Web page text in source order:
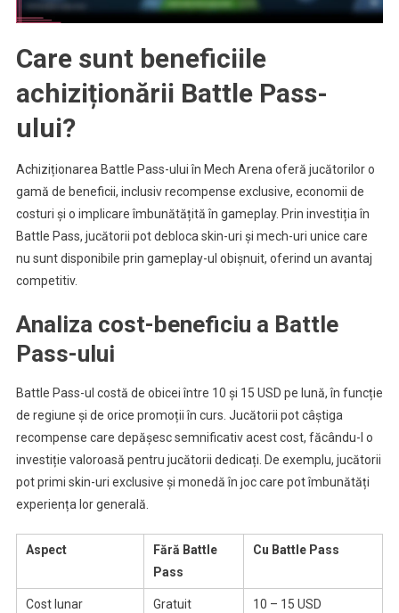
Care sunt beneficiile
achiziționării Battle Pass-
ului?
Achiziționarea Battle Pass-ului în Mech Arena oferă jucătorilor o
gamă de beneficii, inclusiv recompense exclusive, economii de
costuri și o implicare îmbunătățită în gameplay. Prin investiția în
Battle Pass, jucătorii pot debloca skin-uri și mech-uri unice care
nu sunt disponibile prin gameplay-ul obișnuit, oferind un avantaj
competitiv.
Analiza cost-beneficiu a Battle
Pass-ului
Battle Pass-ul costă de obicei între 10 și 15 USD pe lună, în funcție
de regiune și de orice promoții în curs. Jucătorii pot câștiga
recompense care depășesc semnificativ acest cost, făcându-l o
investiție valoroasă pentru jucătorii dedicați. De exemplu, jucătorii
pot primi skin-uri exclusive și monedă în joc care pot îmbunătăți
experiența lor generală.
Aspect
Fără Battle
Pass
Cu Battle Pass
Cost lunar Gratuit 10 – 15 USD